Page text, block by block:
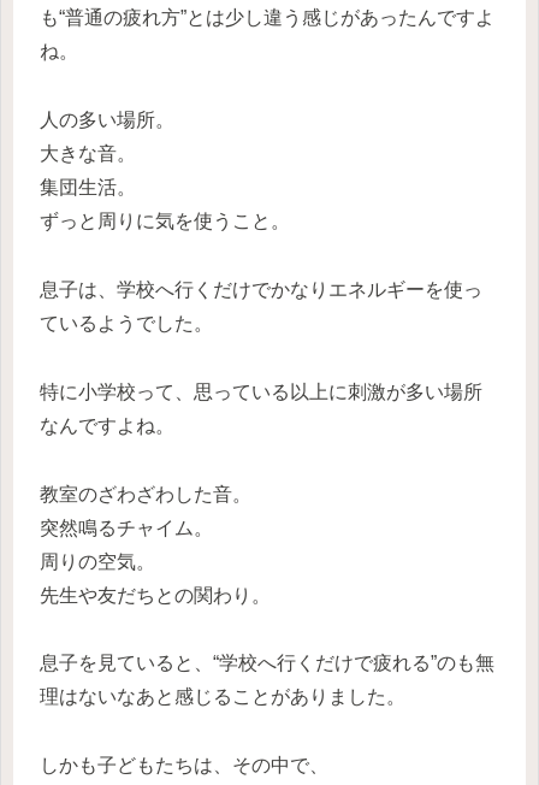
も“普通の疲れ方”とは少し違う感じがあったんですよ
ね。
人の多い場所。
大きな音。
集団生活。
ずっと周りに気を使うこと。
息子は、学校へ行くだけでかなりエネルギーを使っ
ているようでした。
特に小学校って、思っている以上に刺激が多い場所
なんですよね。
教室のざわざわした音。
突然鳴るチャイム。
周りの空気。
先生や友だちとの関わり。
息子を見ていると、“学校へ行くだけで疲れる”のも無
理はないなあと感じることがありました。
しかも子どもたちは、その中で、